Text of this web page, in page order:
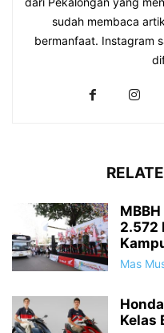
sudah membaca
bermanfaat. Instagram
2.572
Mas
Kelas